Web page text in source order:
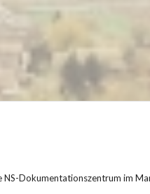
Dokumentationszentrum im